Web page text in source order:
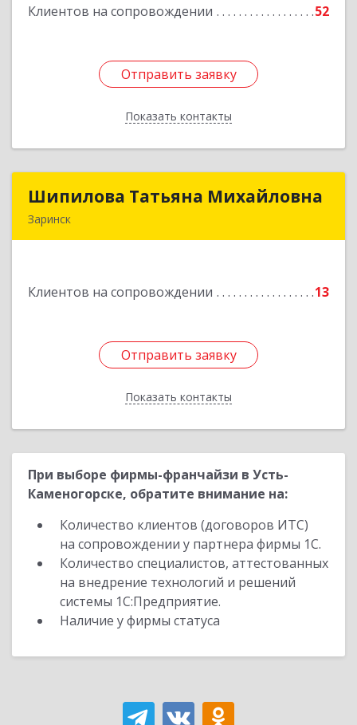
Клиентов на сопровождении 52
Отправить заявку
Показать контакты
Подробнее
Отправить заявку
Назад
Шипилова Татьяна Михайловна
Заринск
Клиентов на сопровождении 13
Отправить заявку
Показать контакты
Шипилова Татьяна Михайловна
Отправить заявку
Назад
При выборе фирмы-франчайзи в Усть-
Каменогорске, обратите внимание на:
Количество клиентов (договоров ИТС)
на сопровождении у партнера фирмы 1С.
Количество специалистов, аттестованных
на внедрение технологий и решений
системы 1С:Предприятие.
Наличие у фирмы статуса